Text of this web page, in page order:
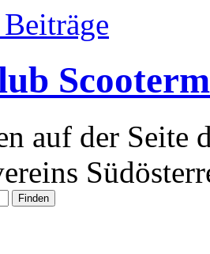
auf der Seite